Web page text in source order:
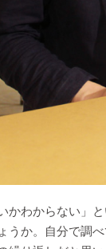
かわからない」
うか。自分で調